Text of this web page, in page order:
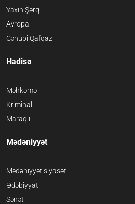
Yaxın Şərq
Avropa
Cənubi Qafqaz
Hadisə
Məhkəmə
Kriminal
Maraqlı
Mədəniyyət
Mədəniyyət siyasəti
Ədəbiyyat
Sənət